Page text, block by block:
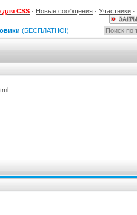
Call of Duty для
для CSS · Новые сообщения · Участники ·
(БЕСПЛАТНО!)